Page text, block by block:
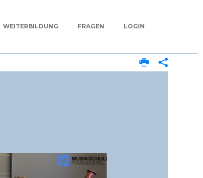
WEITERBILDUNG FRAGEN LOGIN